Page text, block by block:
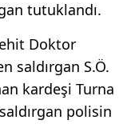
tutuklandı.
Doktor
saldırgan S.Ö.
kardeşi Turna
polisin